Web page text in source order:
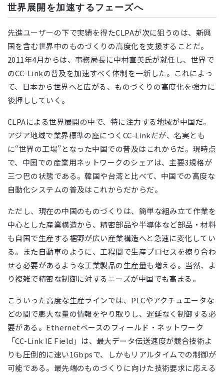
世界展開を加速するフェーズへ
先進ユーザーの下で実績を得たCLPAが次に狙うのは、新興
国を含む世界中のものづくりの高度化を支援することだ。
2011年4月からは、事務局長に中村直美氏が就任し、世界で
のCC-Linkの普及を加速すべく体制を一新した。これによっ
て、日本から世界へと広がる、ものづくりの高度化を強力に
後押ししていく。
CLPAによる世界展開の中で、特に注力する地域が中国だ。
アジア地域で業界標準の座につくCC-Linkだが、名実とも
に“世界の工場”となった中国での普及はこれからだ。現時点
で、中国での産業用ネットワークのシェアは、主要3規格が
三つ巴の状態である。韓国や台湾と比べて、中国での高度な
自動化システムの普及はこれからだからだ。
ただし、現在の中国のものづくりは、簡単な組み立て作業を
中心とした産業構造から、精密部品や半導体など部品・材料
も自国で生産する裾野が広い産業構造へと急速に変化してい
る。また自動車のように、工程間で生産プロセスを擦り合わ
せる必要があるような工業製品の生産量も増える。当然、よ
り複雑で精密な制御に対するニーズが中国でも高まる。
こういった高度な生産ラインでは、PLCやアクチュエータな
どの間で膨大な量の情報をやり取りし、遅延なく制御する必
要がある。Ethernetベースのフィールド・ネットワーク
「CC-Link IE Field」は、最大データ伝送速度が競合技術よ
りも圧倒的に速い1Gbpsで、しかもリアルタイムでの制御が
可能である。最先端のものづくりに向けた技術要求に応える